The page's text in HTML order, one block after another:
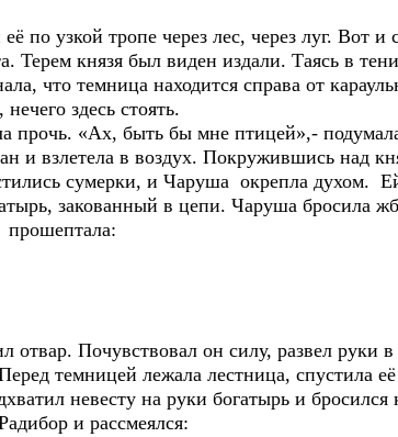
по узкой тропе через лес, через луг. Вот
Терем князя был виден издали. Таясь в
что темница находится справа от
здесь стоять.
прочь. «Ах, быть бы мне птицей»,-
и взлетела в воздух. Покружившись над
сумерки, и Чаруша окрепла духом.
закованный в цепи. Чаруша бросила
Почувствовал он силу, развел руки
темницей лежала лестница, спустила
невесту на руки богатырь и бросился
и рассмеялся: